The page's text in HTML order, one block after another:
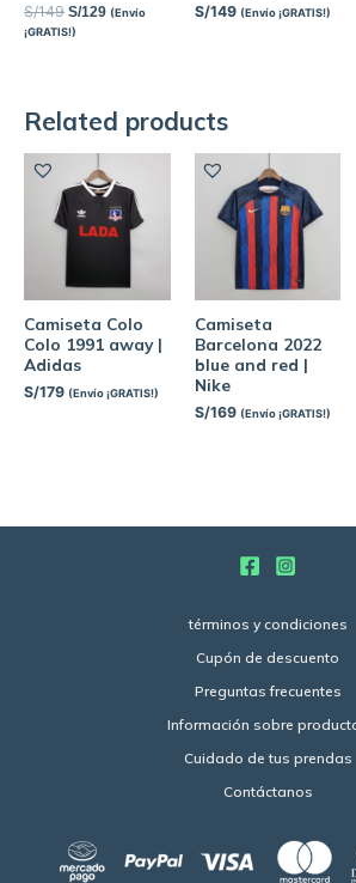
S/149 S/129 (Envío
¡GRATIS!)
S/149 (Envío ¡GRATIS!)
Related products
Camiseta Colo
Colo 1991 away |
Adidas
S/179 (Envío ¡GRATIS!)
Camiseta
Barcelona 2022
blue and red |
Nike
S/169 (Envío ¡GRATIS!)
términos y condiciones
Cupón de descuento
Preguntas frecuentes
Información sobre
Cuidado de tus prendas
Contáctanos